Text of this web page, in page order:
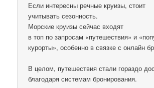
Если интересны речные круизы, стоит
учитывать сезонность.
Морские круизы сейчас входят
в топ по запросам «путешествия» и
курорты», особенно в связке с онлайн
В целом, путешествия стали гораздо
благодаря системам бронирования.